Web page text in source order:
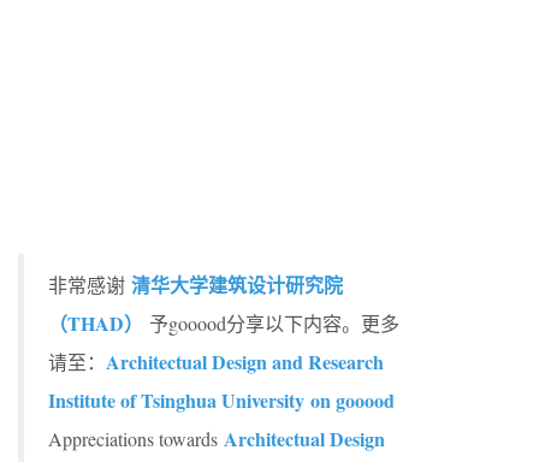
非常感谢 清华大学建筑设计研究院
（THAD）
予gooood分享以下内容。更多
请至： Architectual Design and Research
Institute of Tsinghua University on gooood
Appreciations towards Architectual Design